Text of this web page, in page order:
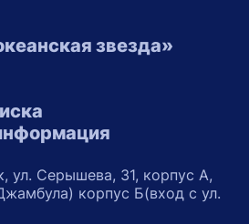
звезда»
ул. Серышева, 31, корпус А,
корпус Б(вход с ул.